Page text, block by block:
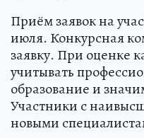
Приём заявок на
июля. Конкурсная
заявку. При оценке
учитывать
образование и
Участники с
новыми